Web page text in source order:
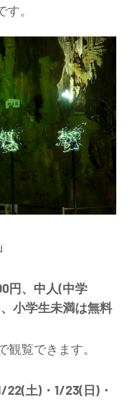
。
円、中人(中学
小学生未満は無料
覧できます。
22(土)・1/23(日)・